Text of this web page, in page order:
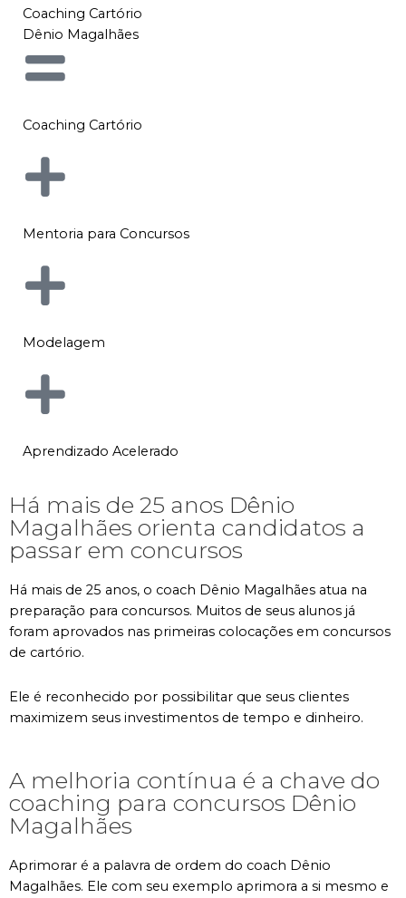
Coaching Cartório
Dênio Magalhães
Coaching Cartório
Mentoria para Concursos
Modelagem
Aprendizado Acelerado
Há mais de 25 anos Dênio
Magalhães orienta candidatos a
passar em concursos
Há mais de 25 anos, o coach Dênio Magalhães atua na
preparação para concursos. Muitos de seus alunos já
foram aprovados nas primeiras colocações em concursos
de cartório.
Ele é reconhecido por possibilitar que seus clientes
maximizem seus investimentos de tempo e dinheiro.
A melhoria contínua é a chave do
coaching para concursos Dênio
Magalhães
Aprimorar é a palavra de ordem do coach Dênio
Magalhães. Ele com seu exemplo aprimora a si mesmo e